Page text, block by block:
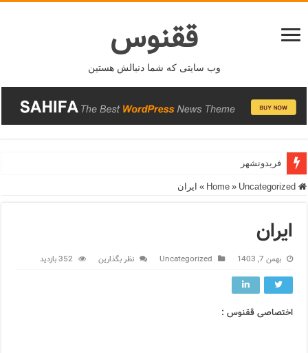
ققنوس
وب سایتی که شما دنبالش هستین
فریدونشهر
» Uncategorized
» ایران
ایران
بهمن 7, 1403 Uncategorized نظر بگذارین 352 بازدید
اختصاصی ققنوس :